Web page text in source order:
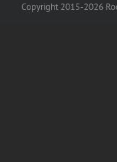
Copyright 2015-2026